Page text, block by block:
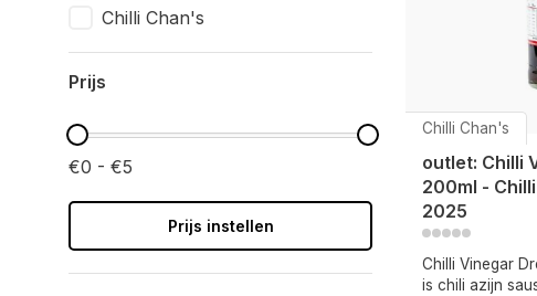
Chilli Chan's
Prijs
€0 - €5
Prijs instellen
Chilli Chan's
outlet: Chilli
200ml -
2025
Chilli Vinegar
is chili azijn